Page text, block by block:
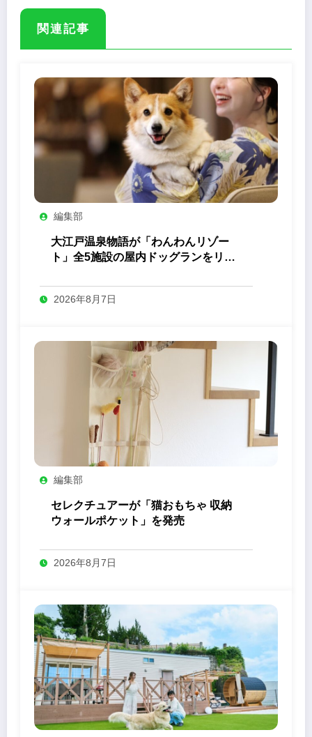
関連記事
編集部
大江戸温泉物語が「わんわんリゾー
ト」全5施設の屋内ドッグランをリニ
2026年8月7日
編集部
セレクチュアーが「猫おもちゃ 収納
ウォールポケット」を発売
2026年8月7日